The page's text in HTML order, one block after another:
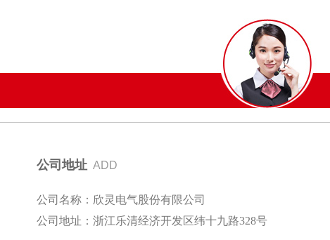
公司地址 ADD
公司名称：欣灵电气股份有限公司
公司地址：浙江乐清经济开发区纬十九路328号